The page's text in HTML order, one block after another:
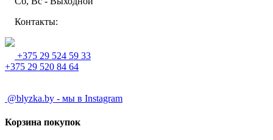
Контакты:
+375 29 524 59 33
+375 29 520 84 64
@blyzka.by - мы в Instagram
Корзина покупок